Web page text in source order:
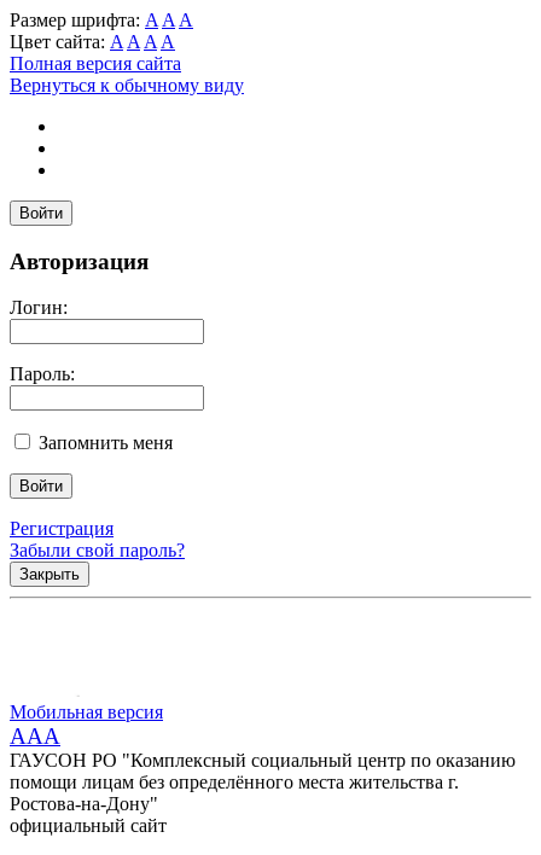
Размер шрифта: A A A
Цвет сайта: A A A A
Полная версия сайта
Вернуться к обычному виду
Войти
Авторизация
Логин:
Пароль:
Запомнить меня
Регистрация
Забыли свой пароль?
Закрыть
Мобильная версия
AAA
ГАУСОН РО "Комплексный социальный центр по оказанию
помощи лицам без определённого места жительства г.
Ростова-на-Дону"
официальный сайт